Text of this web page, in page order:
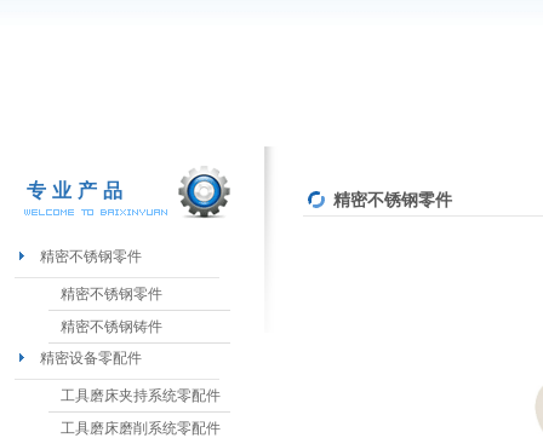
专业产品
精密不锈钢零件
精密不锈钢零件
精密不锈钢铸件
精密设备零配件
工具磨床夹持系统零配件
工具磨床磨削系统零配件
精密不锈钢零件